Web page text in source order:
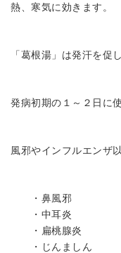
熱、寒気に効きます。
「葛根湯」は発汗を促
発病初期の１～２日に
風邪やインフルエンザ
・鼻風邪
・中耳炎
・扁桃腺炎
・じんましん